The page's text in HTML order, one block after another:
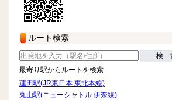
ルート検索
検
最寄り駅からルートを検索
蓮田駅(JR東日本 東北本線)
丸山駅(ニューシャトル 伊奈線)